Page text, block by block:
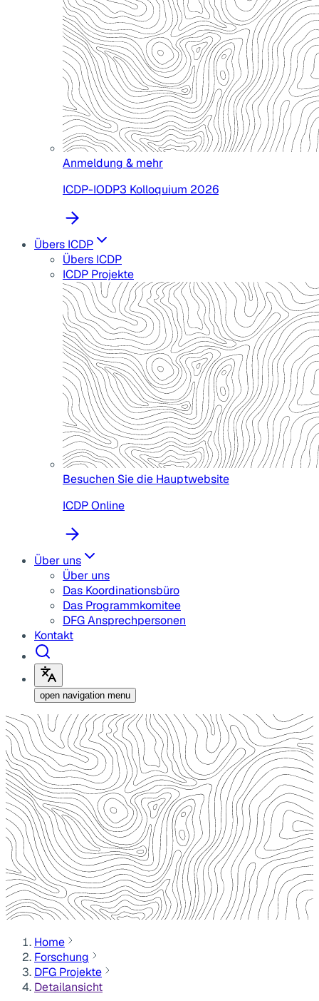
Anmeldung & mehr
ICDP-IODP3 Kolloquium 2026
Übers ICDP
Übers ICDP
ICDP Projekte
Besuchen Sie die Hauptwebsite
ICDP Online
Über uns
Über uns
Das Koordinationsbüro
Das Programmkomitee
DFG Ansprechpersonen
Kontakt
open navigation menu
Home
Forschung
DFG Projekte
Detailansicht